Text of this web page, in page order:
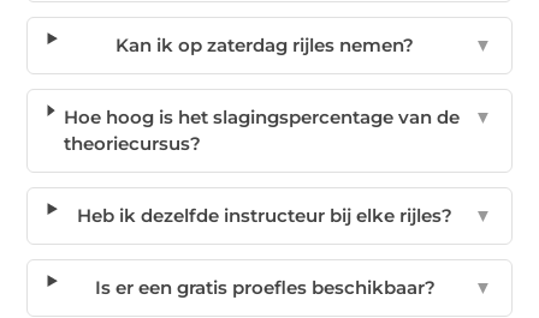
Kan ik op zaterdag rijles nemen? ▼
Hoe hoog is het slagingspercentage van de
theoriecursus?
▼
Heb ik dezelfde instructeur bij elke rijles? ▼
Is er een gratis proefles beschikbaar? ▼